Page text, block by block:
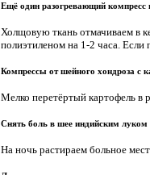
Ещё один разогревающий компресс
Холщовую ткань отмачиваем в
полиэтиленом на 1-2 часа. Если
Компрессы от шейного хондроза с
Мелко перетёртый картофель в
Снять боль в шее индийским луком
На ночь растираем больное